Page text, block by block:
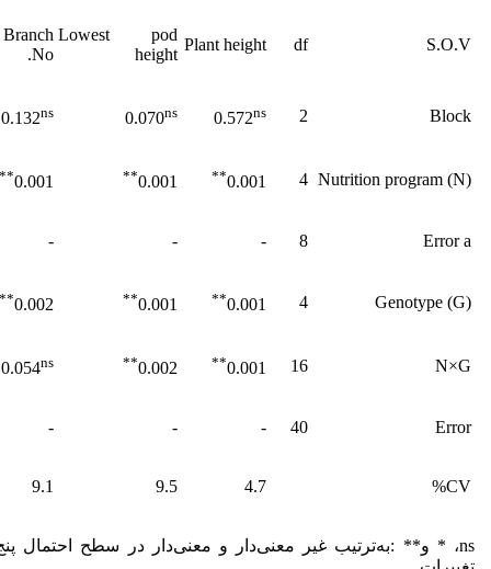
S.O.V
df
Plant height
Lowest pod
height
Branch
No.
Block
2
0.572ns
0.070ns
0.132ns
Nutrition program (N)
4
0.001
**
0.001
**
0.001
**
Error a
8
-
-
-
Genotype (G)
4
0.001
**
0.001
**
0.002
**
N×G
16
0.001
**
0.002
**
0.054ns
Error
40
-
-
-
CV%
4.7
9.5
9.1